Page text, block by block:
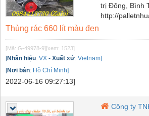
trị Đông, Bình
http://
Thùng rác 660 lít màu đen
[Mã: G-49978-9][xem: 1523]
[Nhãn hiệu: VX - Xuất xứ: Vietnam]
[Nơi bán: Hồ Chí Minh]
2022-06-16 09:27:13]
Công ty